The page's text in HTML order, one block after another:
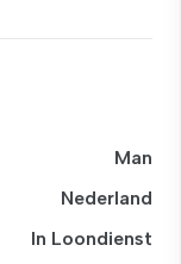
Man
Nederland
In Loondienst